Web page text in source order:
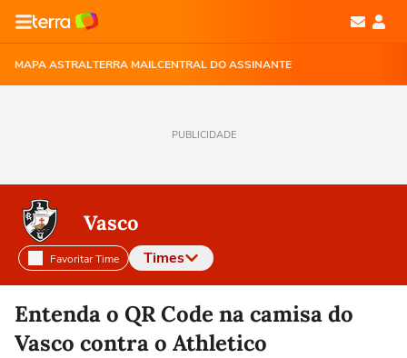
MAPA ASTRALTERRA MAILCENTRAL DO ASSINANTE
PUBLICIDADE
Vasco
Favoritar Time Times
Selecione o time para ver as notícias
Entenda o QR Code na camisa do
Vasco contra o Athletico